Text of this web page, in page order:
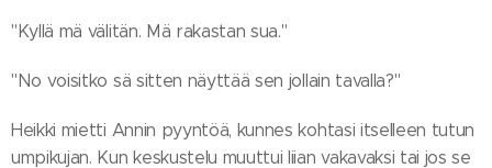
"Kyllä mä välitän. Mä rakastan sua."
"No voisitko sä sitten näyttää sen jollain tavalla?"
Heikki mietti Annin pyyntöä, kunnes kohtasi itselleen tutun
umpikujan. Kun keskustelu muuttui liian vakavaksi tai jos se